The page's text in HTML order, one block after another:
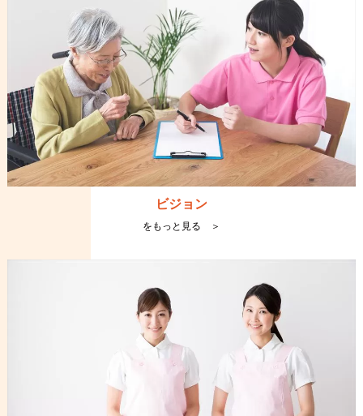
ビジョン
をもっと見る ＞